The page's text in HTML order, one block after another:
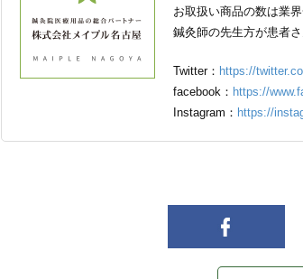
お取扱い商品の数は業
鍼灸師の先生方が患者
Twitter： https://
facebook： https://
Instagram： https://